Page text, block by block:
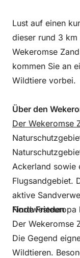
Lust auf einen
dieser rund 3 km
Wekeromse
kommen Sie an
Wildtiere vorbei.
Über den
Der Wekeromse
Ackerland sowie
Flugsandgebiet.
aktive
Nordwesteuropa
Finde Frieden
Der Wekeromse
Die Gegend
Wildtieren.